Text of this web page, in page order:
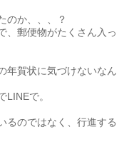
のか、、、？
、郵便物がたくさん入っ
年賀状に気づけないなん
LINEで。
るのではなく、行進する